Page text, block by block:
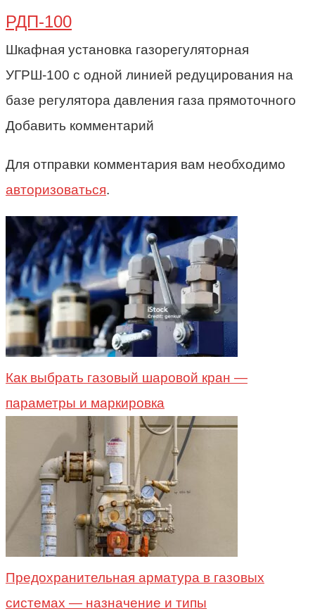
РДП-100
Шкафная установка газорегуляторная
УГРШ-100 с одной линией редуцирования на
базе регулятора давления газа прямоточного
Добавить комментарий
Для отправки комментария вам необходимо
авторизоваться.
Как выбрать газовый шаровой кран —
параметры и маркировка
Предохранительная арматура в газовых
системах — назначение и типы